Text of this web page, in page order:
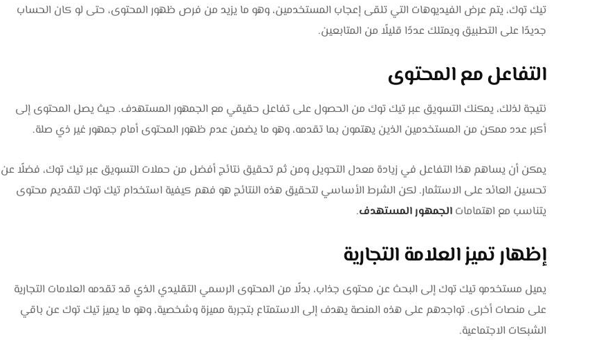
تيك توك، يتم عرض الفيديوهات التي تلقى إعجاب المستخدمين، وهو ما يزيد من فرص ظهور المحتوى، حتى لو كان الحساب
جديدًا على التطبيق ويمتلك عددًا قليلًا من المتابعين.
التفاعل مع المحتوى
نتيجة لذلك، يمكنك التسويق عبر تيك توك من الحصول على تفاعل حقيقي مع الجمهور المستهدف. حيث يصل المحتوى إلى
أكبر عدد ممكن من المستخدمين الذين يهتمون بما تقدمه، وهو ما يضمن عدم ظهور المحتوى أمام جمهور غير ذي صلة.
يمكن أن يساهم هذا التفاعل في زيادة معدل التحويل ومن ثم تحقيق نتائج أفضل من حملات التسويق عبر تيك توك، فضلًا عن
تحسين العائد على الاستثمار. لكن الشرط الأساسي لتحقيق هذه النتائج هو فهم كيفية استخدام تيك توك لتقديم محتوى
يتناسب مع اهتمامات الجمهور المستهدف.
إظهار تميز العلامة التجارية
يميل مستخدمو تيك توك إلى البحث عن محتوى جذاب، بدلًا من المحتوى الرسمي التقليدي الذي قد تقدمه العلامات التجارية
على منصات أخرى. تواجدهم على هذه المنصة يهدف إلى الاستمتاع بتجربة مميزة وشخصية، وهو ما يميز تيك توك عن باقي
الشبكات الاجتماعية.